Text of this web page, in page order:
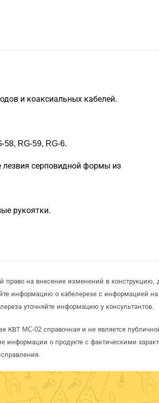
и коаксиальных кабелей.
58, RG-59, RG-6.
лезвия серповидной формы из
рукоятки.
право на внесение изменений в
информацию о кабелерезе с информацией
уточняйте информацию у консультантов.
КВТ MC-02 справочная и не является
информации о продукте с фактическими